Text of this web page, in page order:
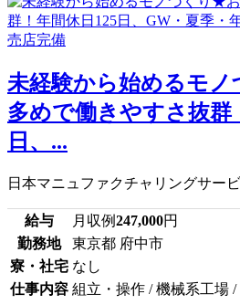
未経験から始めるモ
多めで働きやすさ抜群
日、...
日本マニュファクチャリングサー
給与 月収例247,000円
勤務地
東京都 府中市
寮・社宅 なし
仕事内容 組立・操作 / 機械系工場 /